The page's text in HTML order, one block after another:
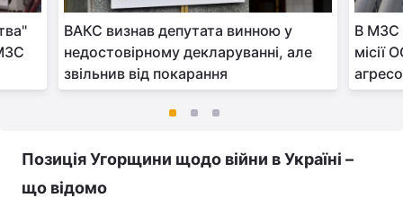
ВАКС визнав депутата винною у
недостовірному декларуванні, але
звільнив від покарання
В МЗС
місії
Позиція Угорщини щодо війни в Україні –
що відомо